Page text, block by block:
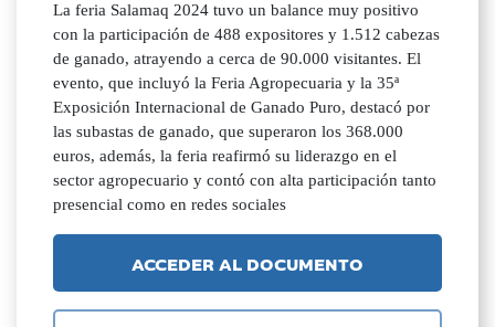
La feria Salamaq 2024 tuvo un balance muy positivo
con la participación de 488 expositores y 1.512 cabezas
de ganado, atrayendo a cerca de 90.000 visitantes. El
evento, que incluyó la Feria Agropecuaria y la 35ª
Exposición Internacional de Ganado Puro, destacó por
las subastas de ganado, que superaron los 368.000
euros, además, la feria reafirmó su liderazgo en el
sector agropecuario y contó con alta participación tanto
presencial como en redes sociales
ACCEDER AL DOCUMENTO